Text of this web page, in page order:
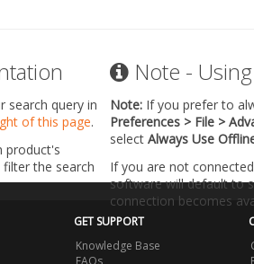
search query in
of this page.
product's
the search
Note -
Note: If you prefer to
Preferences > File >
select Always Use
If you are not
software will default to
connection becomes
GET SUPPORT
Knowledge Base
FAQs